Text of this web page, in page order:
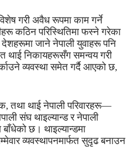
गरी अवैध रूपमा काम गर्ने
कठिन परिस्थितिमा फस्ने गरेका
जाने नेपाली युवाहरू पनि
थाई निकायहरूसँग समन्वय गरी
व्यवस्था समेत गर्दै आएको छ,
तथा थाई नेपाली परिवारहरू—
संघ थाइल्यान्ड र नेपाली
छ। थाइल्यान्डमा
व्यवस्थापनमार्फत सुदृढ बनाउन